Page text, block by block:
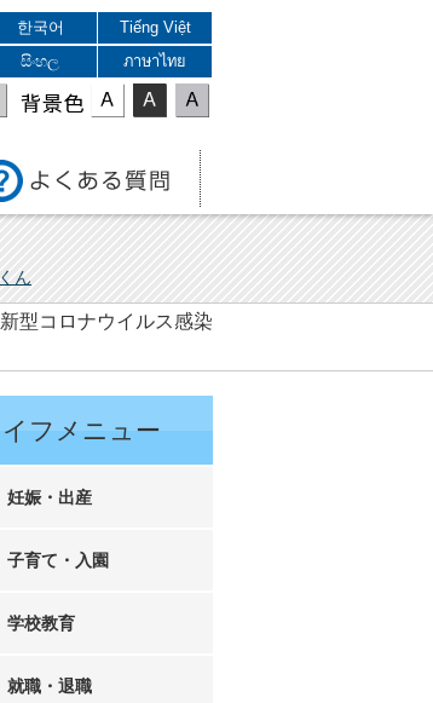
한국어
Tiếng Việt
සිංහල ภาษาไทย
表示色
ん
コロナウイルス感染
フメニュー
妊娠・出産
子育て・入園
学校教育
就職・退職